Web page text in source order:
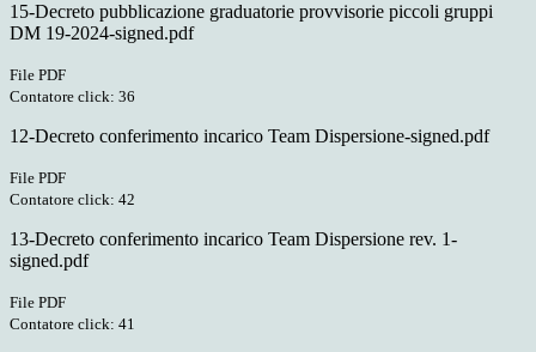
15-Decreto pubblicazione graduatorie provvisorie piccoli gruppi
DM 19-2024-signed.pdf
File PDF
Contatore click: 36
12-Decreto conferimento incarico Team Dispersione-signed.pdf
File PDF
Contatore click: 42
13-Decreto conferimento incarico Team Dispersione rev. 1-
signed.pdf
File PDF
Contatore click: 41